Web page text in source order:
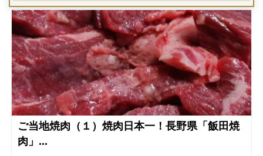
ご当地焼肉（１）焼肉日本一！長野県「飯田焼
肉」...